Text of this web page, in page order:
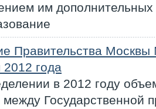
им
Правительства
2012 года
в 2012 году
между Государственной